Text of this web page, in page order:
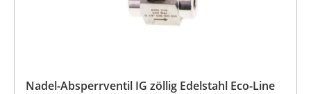
Nadel-Absperrventil IG zöllig Edelstahl Eco-Line